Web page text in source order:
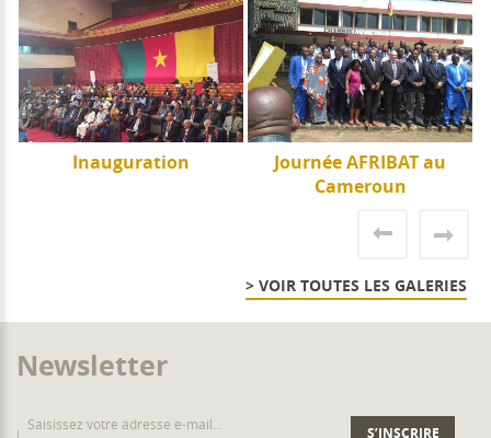
Inauguration
Journée AFRIBAT au
Cameroun
> VOIR TOUTES LES GALERIES
Newsletter